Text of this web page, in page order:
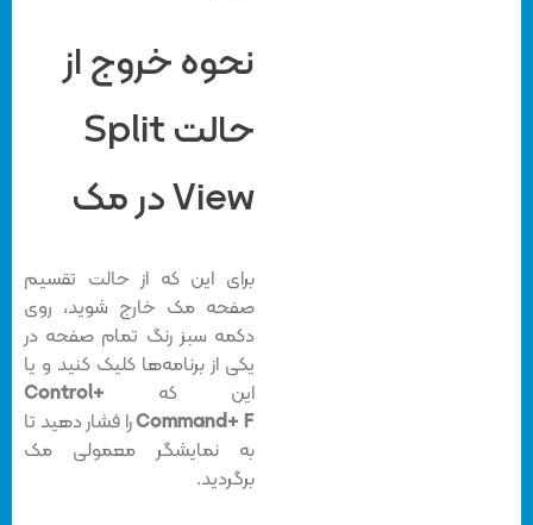
نحوه خروج از
حالت Split
View در مک
برای این که از حالت تقسیم
صفحه مک خارج شوید، روی
دکمه سبز رنگ تمام صفحه در
یکی از برنامه‌ها کلیک کنید و یا
این که
Control+
Command+ Fرا فشار دهید تا
به نمایشگر معمولی مک
برگردید.